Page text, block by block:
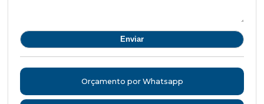
Orçamento por Whatsapp